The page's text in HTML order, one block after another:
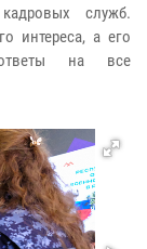
служб.
интереса, а его
ответы на все